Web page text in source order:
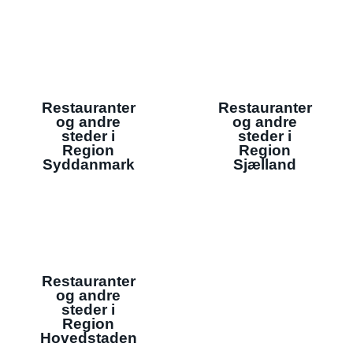
Restauranter
og andre
steder i
Region
Syddanmark
Restauranter
og andre
steder i
Region
Sjælland
Restauranter
og andre
steder i
Region
Hovedstaden